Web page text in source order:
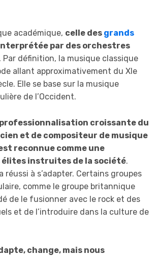
académique, celle des grands
par des orchestres
. Par définition, la musique classique
allant approximativement du XIe
Elle se base sur la musique
de l’Occident.
professionnalisation croissante du
et de compositeur de musique
reconnue comme une
élites instruites de la société.
réussi à s’adapter. Certains groupes
comme le groupe britannique
de le fusionner avec le rock et des
et de l’introduire dans la culture de
change, mais nous